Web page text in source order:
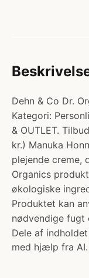
Dehn & Co Dr.
Kategori:
& OUTLET.
kr.) Manuka
plejende creme,
Organics
økologiske
Produktet kan
nødvendige fugt
Dele af
med hjælp fra AI.